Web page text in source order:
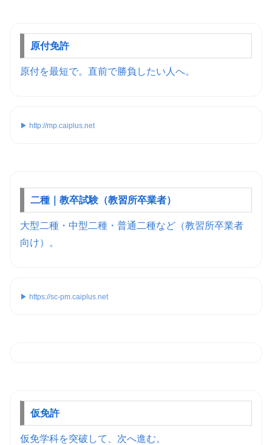
原付免許
原付を最短で。直前で勝負したい人へ。
▶ http://mp.caiplus.net
二種｜教卒試験（教習所卒業者）
大型二種・中型二種・普通二種など（教習所卒業者
向け）。
▶ https://sc-pm.caiplus.net
仮免許
仮免学科を突破して、次へ進む。